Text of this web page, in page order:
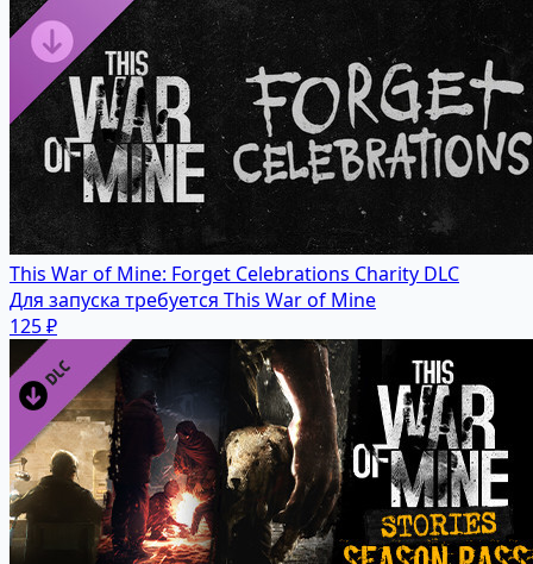
This War of Mine: Forget Celebrations Charity DLC
Для запуска требуется This War of Mine
125 ₽